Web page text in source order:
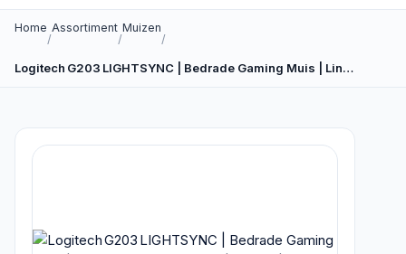
Home
/
Assortiment
/
Muizen
/
Logitech G203 LIGHTSYNC | Bedrade Gaming Muis | Links- en…